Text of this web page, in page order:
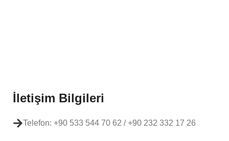
İletişim Bilgileri
Telefon: +90 533 544 70 62 / +90 232 332 17 26